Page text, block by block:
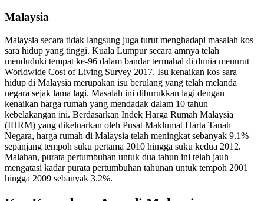
Malaysia
Malaysia secara tidak langsung juga turut menghadapi masalah kos
sara hidup yang tinggi. Kuala Lumpur secara amnya telah
menduduki tempat ke-96 dalam bandar termahal di dunia menurut
Worldwide Cost of Living Survey 2017. Isu kenaikan kos sara
hidup di Malaysia merupakan isu berulang yang telah melanda
negara sejak lama lagi. Masalah ini diburukkan lagi dengan
kenaikan harga rumah yang mendadak dalam 10 tahun
kebelakangan ini. Berdasarkan Indek Harga Rumah Malaysia
(IHRM) yang dikeluarkan oleh Pusat Maklumat Harta Tanah
Negara, harga rumah di Malaysia telah meningkat sebanyak 9.1%
sepanjang tempoh suku pertama 2010 hingga suku kedua 2012.
Malahan, purata pertumbuhan untuk dua tahun ini telah jauh
mengatasi kadar purata pertumbuhan tahunan untuk tempoh 2001
hingga 2009 sebanyak 3.2%.